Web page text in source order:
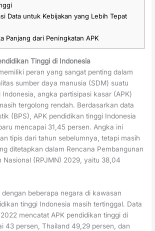
Data untuk Kebijakan yang Lebih Tepat
Panjang dari Peningkatan APK
Tinggi di Indonesia
peran yang sangat penting dalam
sumber daya manusia (SDM) suatu
Indonesia, angka partisipasi kasar (APK)
tergolong rendah. Berdasarkan data
(BPS), APK pendidikan tinggi Indonesia
mencapai 31,45 persen. Angka ini
tipis dari tahun sebelumnya, tetapi masih
ditetapkan dalam Rencana Pembangunan
Nasional (RPJMN) 2029, yaitu 38,04
beberapa negara di kawasan
tinggi Indonesia masih tertinggal. Data
mencatat APK pendidikan tinggi di
43 persen, Thailand 49,29 persen, dan